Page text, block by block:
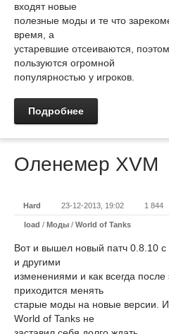
входят новые
полезные моды и те что
время, а
устаревшие отсеиваются,
пользуются огромной
популярностью у игроков.
Подробнее
Оленемер XVM
Hard 23-12-2013, 19:02 1 844
load / Моды / World of Tanks
Вот и вышел новый патч 0.8.10
и другими
изменениями и как всегда после
приходится менять
старые моды на новые версии.
World of Tanks не